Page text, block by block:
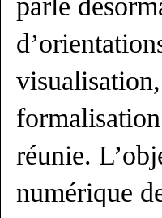
parle
réunie.
numérique